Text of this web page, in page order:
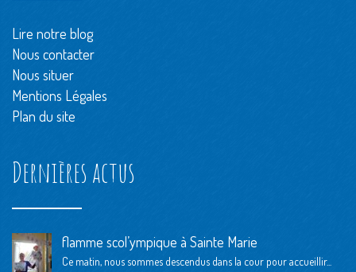
Lire notre blog
Nous contacter
Nous situer
Mentions Légales
Plan du site
Dernières actus
flamme scol’ympique à Sainte Marie
Ce matin, nous sommes descendus dans la cour pour accueillir...